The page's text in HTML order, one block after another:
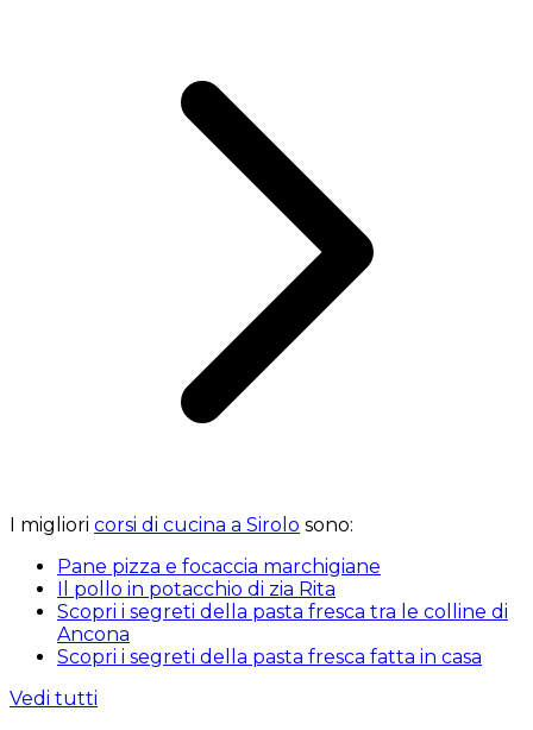
I migliori corsi di cucina a Sirolo sono:
Pane pizza e focaccia marchigiane
Il pollo in potacchio di zia Rita
Scopri i segreti della pasta fresca tra le colline di
Ancona
Scopri i segreti della pasta fresca fatta in casa
Vedi tutti